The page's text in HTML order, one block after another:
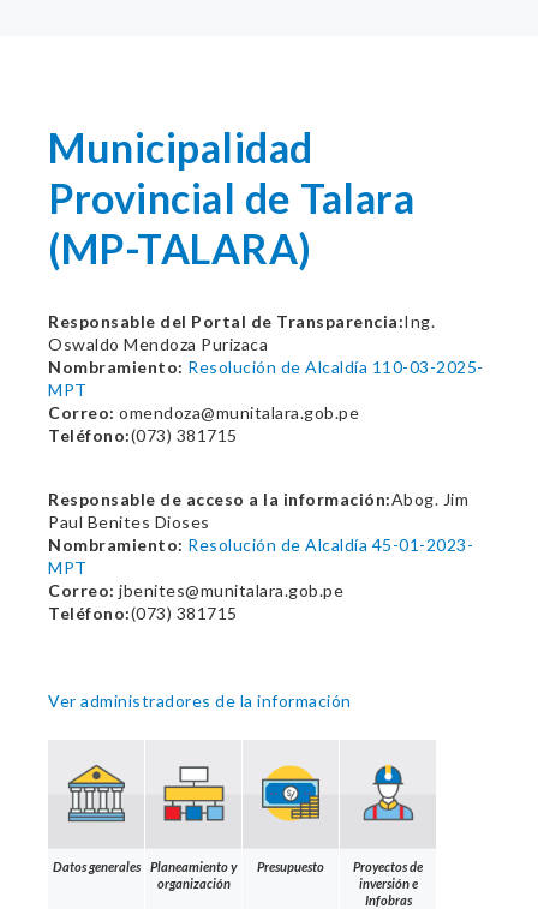
Municipalidad
Provincial de Talara
(MP-TALARA)
Responsable del Portal de Transparencia:Ing.
Oswaldo Mendoza Purizaca
Nombramiento: Resolución de Alcaldía 110-03-2025-
MPT
Correo: omendoza@munitalara.gob.pe
Teléfono:(073) 381715
Responsable de acceso a la información:Abog. Jim
Paul Benites Dioses
Nombramiento: Resolución de Alcaldía 45-01-2023-
MPT
Correo: jbenites@munitalara.gob.pe
Teléfono:(073) 381715
Ver administradores de la información
Datos generales
Planeamiento y
organización
Presupuesto
Proyectos de
inversión e
Infobras